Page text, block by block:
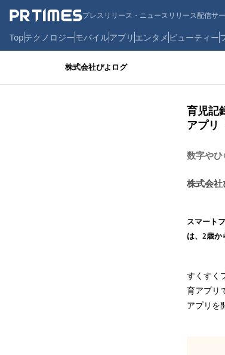
プレスリリース・ニュースリリース配信サ
Topテクノロジーモバイルアプリ エンタメ ビューティー
株式会社ぴよログ
育児記
アプリ
数字やひ
株式会社
スマート
は、2歳か
すくすく
育アプリ
アプリを